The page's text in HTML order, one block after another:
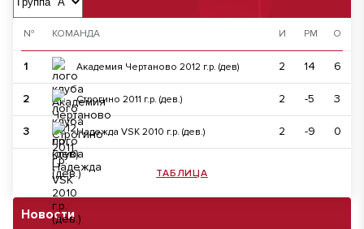
№ КОМАНДА И РМ О
1 Академия Чертаново 2012 г.р. (дев) 2 14 6
2 Строгино 2011 г.р. (дев.) 2 -5 3
3 Надежда VSK 2010 г.р. (дев.) 2 -9 0
ТАБЛИЦА
Новости